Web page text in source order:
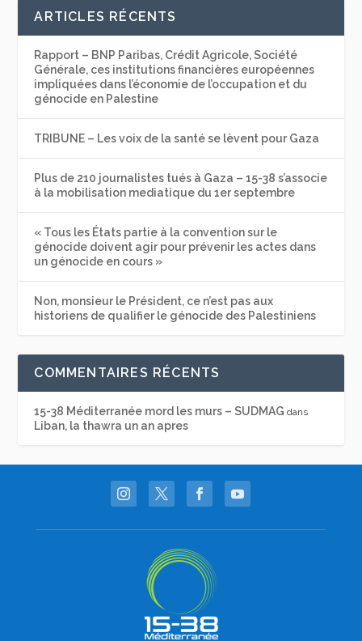
ARTICLES RÉCENTS
Rapport – BNP Paribas, Crédit Agricole, Société
Générale, ces institutions financières européennes
impliquées dans l’économie de l’occupation et du
génocide en Palestine
TRIBUNE – Les voix de la santé se lèvent pour Gaza
Plus de 210 journalistes tués à Gaza – 15-38 s’associe
à la mobilisation mediatique du 1er septembre
« Tous les États partie à la convention sur le
génocide doivent agir pour prévenir les actes dans
un génocide en cours »
Non, monsieur le Président, ce n’est pas aux
historiens de qualifier le génocide des Palestiniens
COMMENTAIRES RÉCENTS
15-38 Méditerranée mord les murs – SUDMAG dans
Liban, la thawra un an apres